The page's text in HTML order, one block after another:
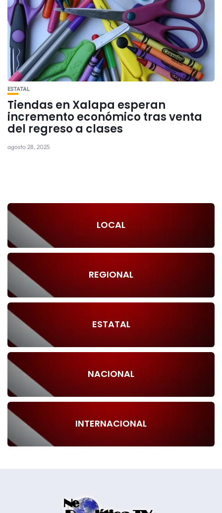
ESTATAL
Tiendas en Xalapa esperan
incremento económico tras venta
del regreso a clases
agosto 28, 2025
LOCAL
REGIONAL
ESTATAL
NACIONAL
INTERNACIONAL